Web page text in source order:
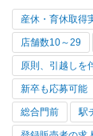
産休・育休取得
店舗数10～29
原則、引越しを
新卒も応募可能
総合門前 駅